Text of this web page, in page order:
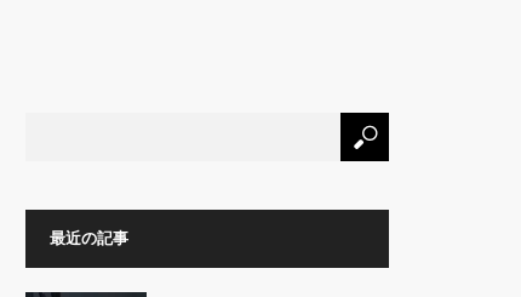
最近の記事